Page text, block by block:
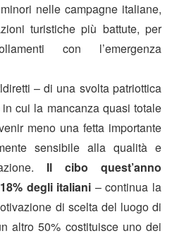
nelle campagne italiane,
turistiche più battute, per
con l’emergenza
– di una svolta patriottica
cui la mancanza quasi totale
meno una fetta importante
sensibile alla qualità e
Il cibo quest’anno
degli italiani – continua la
di scelta del luogo di
altro 50% costituisce uno dei